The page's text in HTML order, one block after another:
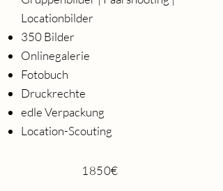
Locationbilder
350 Bilder
Onlinegalerie
Fotobuch
Druckrechte
edle Verpackung
Location-Scouting
1850€